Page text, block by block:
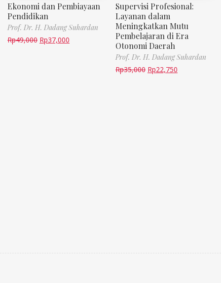
Ekonomi dan Pembiayaan
Pendidikan
Prof. Dr. H. Dadang Suhardan
Rp49,000 Rp37,000
Supervisi Profesional:
Layanan dalam
Meningkatkan Mutu
Pembelajaran di Era
Otonomi Daerah
Prof. Dr. H. Dadang Suhardan
Rp35,000 Rp22,750